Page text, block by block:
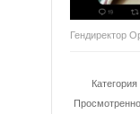
Гендиректор
Категория